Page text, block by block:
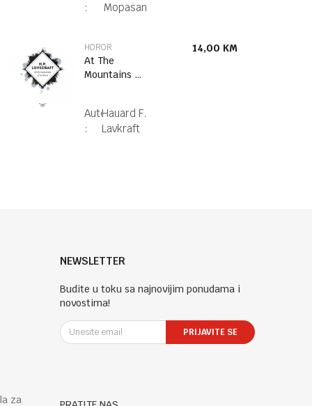
:
Mopasan
HOROR
At The
Mountains Of
Autor
:
Hauard F.
Lavkraft
14,00 KM
za
NEWSLETTER
Budite u toku sa najnovijim ponudama i
novostima!
PRIJAVITE SE